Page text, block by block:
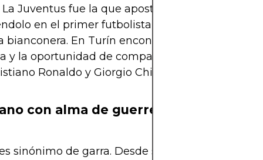
Juventus fue la que apostó por él en 2020,
en el primer futbolista estadounidense en
bianconera. En Turín encontró un nuevo nivel
y la oportunidad de compartir vestuario con
Ronaldo y Giorgio Chiellini.
con alma de guerrero
sinónimo de garra. Desde su llegada a Italia,